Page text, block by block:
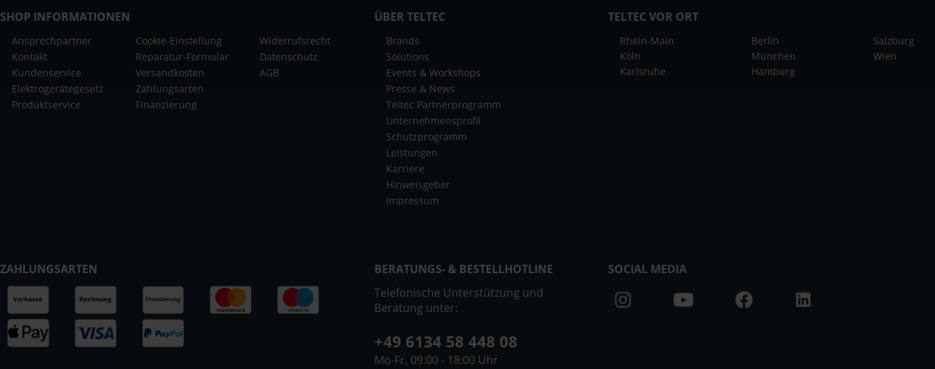
SHOP INFORMATIONEN
Ansprechpartner
Kontakt
Kundenservice
Elektrogerätegesetz
Produktservice
Cookie-Einstellung
Reparatur-Formular
Versandkosten
Zahlungsarten
Finanzierung
Widerrufsrecht
Datenschutz
AGB
ÜBER TELTEC
Brands
Solutions
Events & Workshops
Presse & News
Teltec Partnerprogramm
Unternehmensprofil
Schutzprogramm
Leistungen
Karriere
Hinweisgeber
Impressum
TELTEC VOR ORT
Rhein-Main
Köln
Karlsruhe
Berlin
München
Hamburg
Salzburg
Wien
ZAHLUNGSARTEN
BERATUNGS- & BESTELLHOTLINE
Telefonische Unterstützung und
Beratung unter:
+49 6134 58 448 08
Mo-Fr, 09:00 - 18:00 Uhr
SOCIAL MEDIA